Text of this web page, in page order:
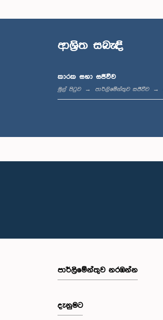
ආශ්‍රිත සබැඳි
කාරක සභා සජීවීව
මුල් පිටුව පාර්ලිමේන්තුව සජීවීව
පාර්ලි‌මේන්තුව නරඹන්න
දැනුමට